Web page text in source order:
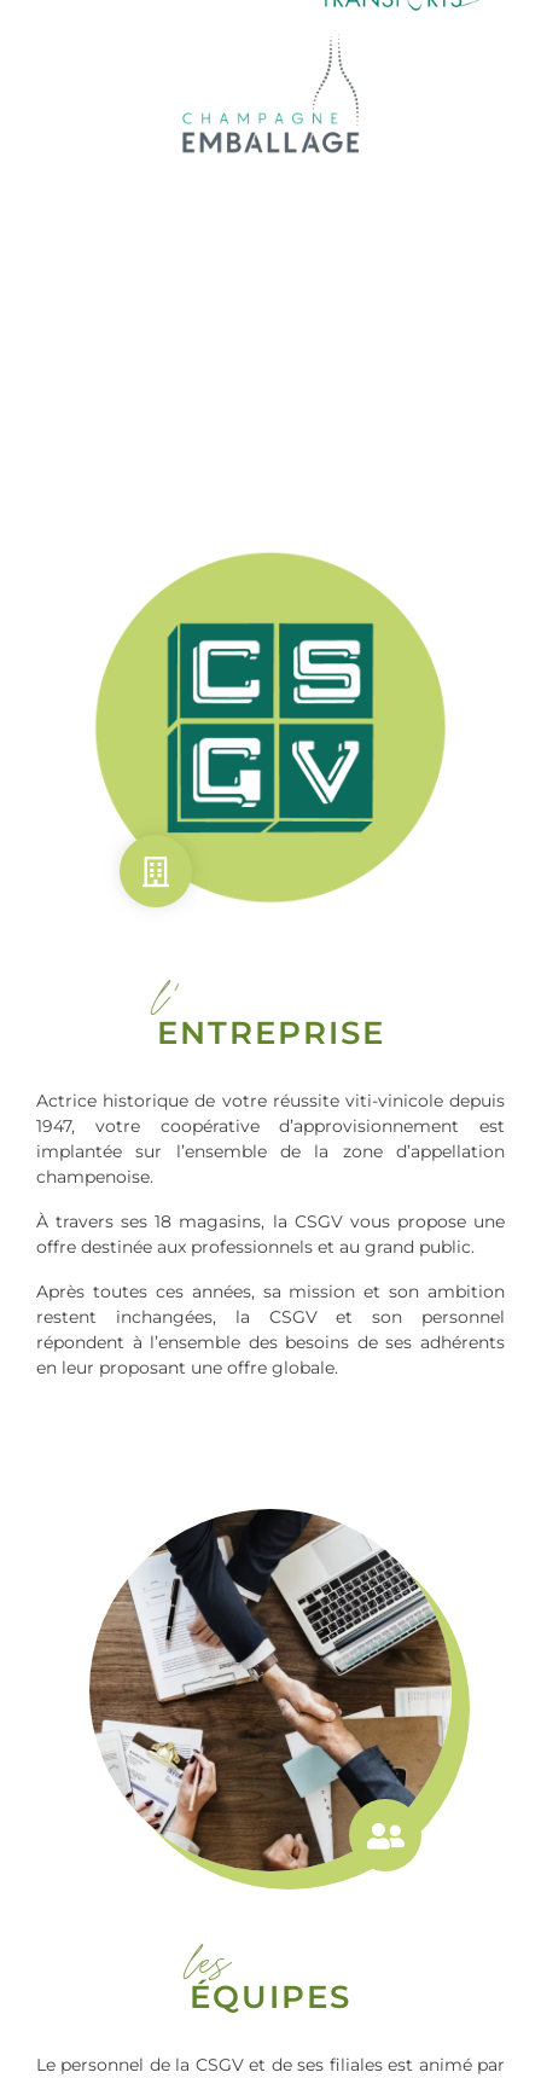
l'
ENTREPRISE
Actrice historique de votre réussite viti-vinicole depuis
1947, votre coopérative d’approvisionnement est
implantée sur l’ensemble de la zone d’appellation
champenoise.
À travers ses 18 magasins, la CSGV vous propose une
offre destinée aux professionnels et au grand public.
Après toutes ces années, sa mission et son ambition
restent inchangées, la CSGV et son personnel
répondent à l’ensemble des besoins de ses adhérents
en leur proposant une offre globale.
les
ÉQUIPES
Le personnel de la CSGV et de ses filiales est animé par